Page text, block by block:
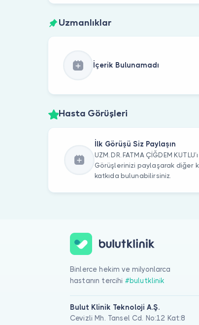
Uzmanlıklar
İçerik Bulunamadı
Hasta Görüşleri
İlk Görüşü Siz Paylaşın
UZM. DR. FATMA ÇİĞDEM
Görüşlerinizi paylaşarak diğer
katkıda bulunabilirsiniz.
Binlerce hekim ve milyonlarca
hastanın tercihi #bulutklinik
Bulut Klinik Teknoloji A.Ş.
Cevizli Mh. Tansel Cd. No:12 Kat:8